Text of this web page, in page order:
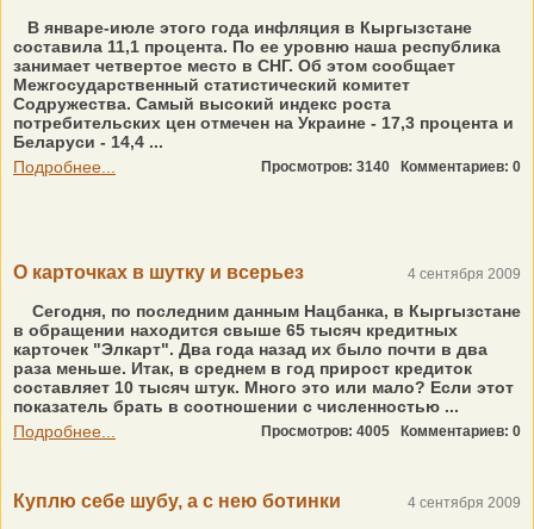
В январе-июле этого года инфляция в Кыргызстане
составила 11,1 процента. По ее уровню наша республика
занимает четвертое место в СНГ. Об этом сообщает
Межгосударственный статистический комитет
Содружества. Самый высокий индекс роста
потребительских цен отмечен на Украине - 17,3 процента и
Беларуси - 14,4 ...
Подробнее...
Просмотров: 3140 Комментариев: 0
О карточках в шутку и всерьез 4 сентября 2009
Сегодня, по последним данным Нацбанка, в Кыргызстане
в обращении находится свыше 65 тысяч кредитных
карточек "Элкарт". Два года назад их было почти в два
раза меньше. Итак, в среднем в год прирост кредиток
составляет 10 тысяч штук. Много это или мало? Если этот
показатель брать в соотношении с численностью ...
Подробнее...
Просмотров: 4005 Комментариев: 0
Куплю себе шубу, а с нею ботинки 4 сентября 2009